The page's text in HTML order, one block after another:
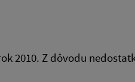
2010. Z dôvodu